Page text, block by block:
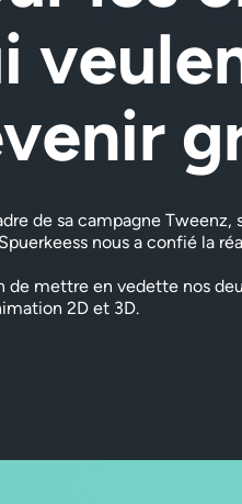
de sa campagne
nous a confié la
de mettre en vedette nos
2D et 3D.